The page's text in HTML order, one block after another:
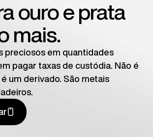
ouro e prata
mais.
preciosos em quantidades
pagar taxas de custódia. Não é
um derivado. São metais